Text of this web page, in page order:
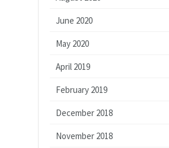
June 2020
May 2020
April 2019
February 2019
December 2018
November 2018